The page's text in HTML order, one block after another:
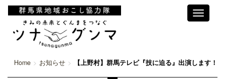
Toggle
Home お知らせ 【上野村】群馬テレビ『技に迫る』出演します！